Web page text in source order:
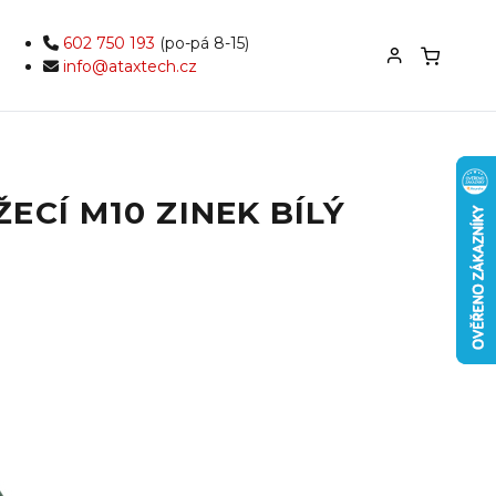
602 750 193 (po-pá 8-15)
info@ataxtech.cz
M10 ZINEK BÍLÝ